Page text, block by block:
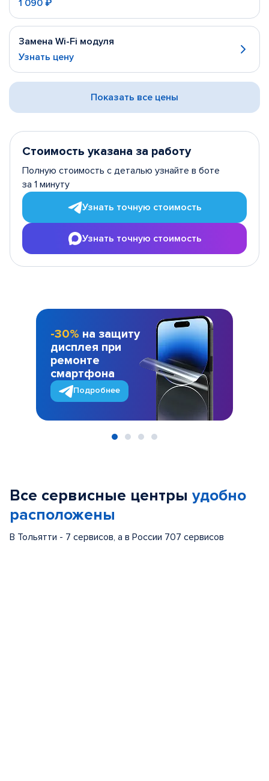
1 090 ₽
Замена Wi-Fi модуля
Узнать цену
Показать все цены
Стоимость указана за работу
Полную стоимость с деталью узнайте в боте
за 1 минуту
Узнать точную стоимость
Узнать точную стоимость
-30% на защиту
дисплея при
ремонте
смартфона
Подробнее
Все сервисные центры удобно
расположены
В Тольятти - 7 сервисов, а в России 707 сервисов